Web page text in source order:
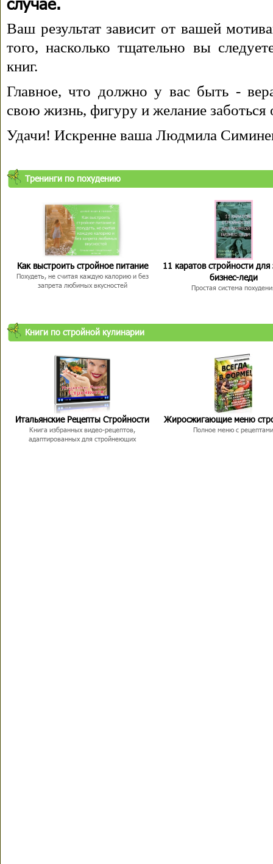
Ваш результат зависит от вашей
того, насколько тщательно вы
книг.
Главное, что должно у вас быть -
свою жизнь, фигуру и желание заботься
Удачи! Искренне ваша Людмила
Тренинги по похудению
Как выстроить стройное питание
Похудеть, не считая каждую калорию и без
запрета любимых вкусностей
11 каратов стройности для
бизнес-леди
Простая система
Книги по стройной кулинарии
Итальянские Рецепты Стройности
Книга избранных видео-рецептов,
адаптированных для стройнеющих
Жиросжигающие меню
Полное меню с рецептами